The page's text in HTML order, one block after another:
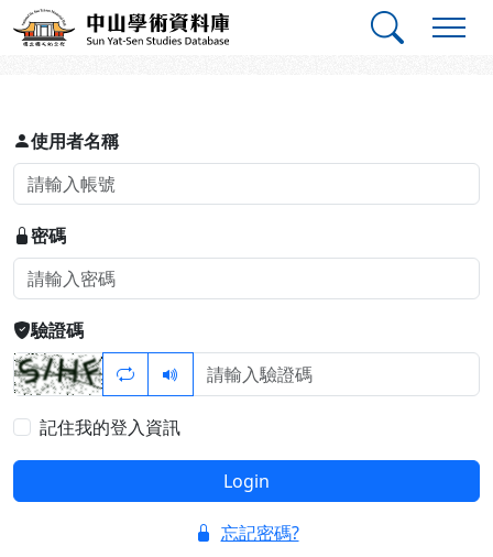
跳到主要內容
中山學術資料庫
登入
使用者名稱
密碼
驗證碼
記住我的登入資訊
Login
忘記密碼?